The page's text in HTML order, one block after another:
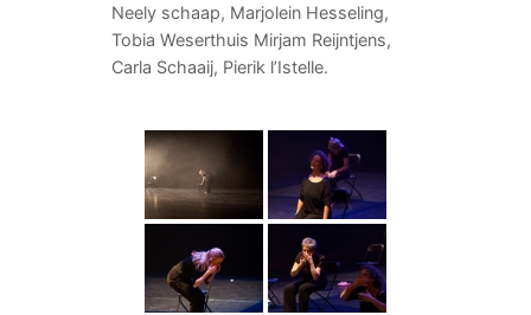
Neely schaap, Marjolein Hesseling,
Tobia Weserthuis Mirjam Reijntjens,
Carla Schaaij, Pierik l’Istelle.